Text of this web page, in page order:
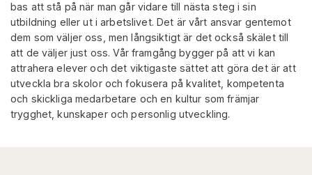
bas att stå på när man går vidare till nästa steg i sin
utbildning eller ut i arbetslivet. Det är vårt ansvar gentemot
dem som väljer oss, men långsiktigt är det också skälet till
att de väljer just oss. Vår framgång bygger på att vi kan
attrahera elever och det viktigaste sättet att göra det är att
utveckla bra skolor och fokusera på kvalitet, kompetenta
och skickliga medarbetare och en kultur som främjar
trygghet, kunskaper och personlig utveckling.